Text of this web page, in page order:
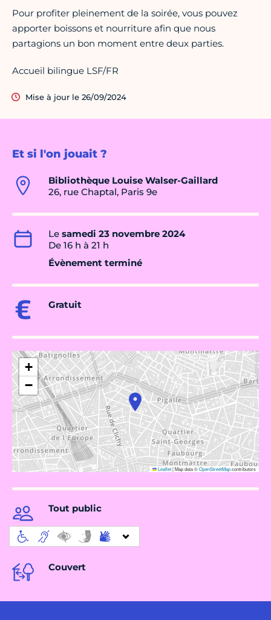
Et si l'on jouait ?
Bibliothèque Louise Walser-Gaillard
26, rue Chaptal, Paris 9e
Le samedi 23 novembre 2024
De 16 h à 21 h
Évènement terminé
Gratuit
+
−
Leaflet|Map data ©OpenStreetMapcontributors
Tout public
Couvert
Pour profiter pleinement de la soirée, vous pouvez
apporter boissons et nourriture afin que nous
partagions un bon moment entre deux parties.
Accueil bilingue LSF/FR
Mise à jour le 26/09/2024